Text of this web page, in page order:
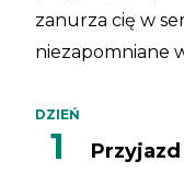
zanurza cię w
niezapomniane
DZIEŃ
1